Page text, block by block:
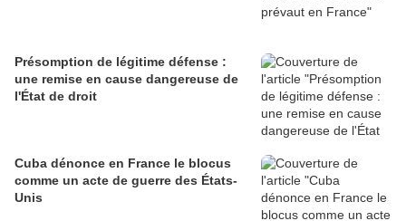
Présomption de légitime défense :
une remise en cause dangereuse de
l'État de droit
Cuba dénonce en France le blocus
comme un acte de guerre des États-
Unis